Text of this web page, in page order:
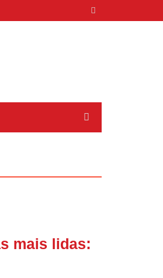
mais lidas: